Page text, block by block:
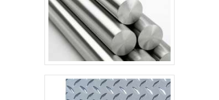
qualificados.A RF Montagem de Estruturas
Ltda. é uma empresa que tem despontado no
segmento por toda seriedade e qualidade, o
que garante uma entrega de excelência de